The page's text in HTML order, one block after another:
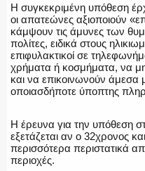
Η συγκεκριμένη υπόθεση
οι απατεώνες αξιοποιούν
κάμψουν τις άμυνες των
πολίτες, ειδικά στους
επιφυλακτικοί σε
χρήματα ή κοσμήματα, να
και να επικοινωνούν άμεσα
οποιασδήποτε ύποπτης
Η έρευνα για την υπόθεση
εξετάζεται αν ο 32χρονος
περισσότερα περιστατικά
περιοχές.